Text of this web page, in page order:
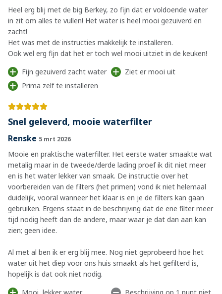
Heel erg blij met de big Berkey, zo fijn dat er voldoende water
in zit om alles te vullen! Het water is heel mooi gezuiverd en
zacht!
Het was met de instructies makkelijk te installeren.
Ook wel erg fijn dat het er toch wel mooi uitziet in de keuken!
Fijn gezuiverd zacht water
Ziet er mooi uit
Prima zelf te installeren
Snel geleverd, mooie waterfilter
Renske 5 mrt 2026
Mooie en praktische waterfilter. Het eerste water smaakte wat
metalig maar in de tweede/derde lading proef ik dit niet meer
en is het water lekker van smaak. De instructie over het
voorbereiden van de filters (het primen) vond ik niet helemaal
duidelijk, vooral wanneer het klaar is en je de filters kan gaan
gebruiken. Ergens staat in de beschrijving dat de ene filter meer
tijd nodig heeft dan de andere, maar waar je dat dan aan kan
zien; geen idee.
Al met al ben ik er erg blij mee. Nog niet geprobeerd hoe het
water uit het diep voor ons huis smaakt als het gefilterd is,
hopelijk is dat ook niet nodig.